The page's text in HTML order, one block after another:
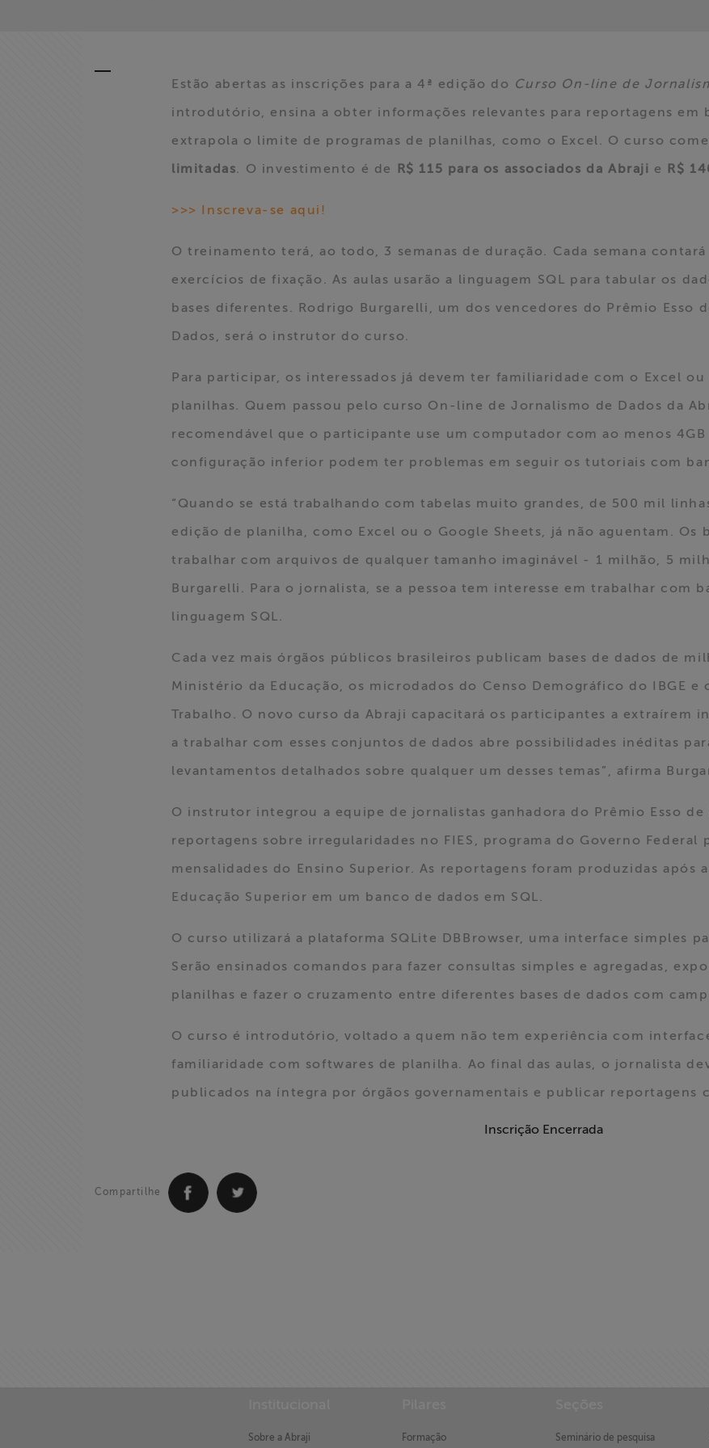
Estão abertas as inscrições para a 4ª edição do Curso On-line de
introdutório, ensina a obter informações relevantes para reportagens em
extrapola o limite de programas de planilhas, como o Excel. O curso
limitadas. O investimento é de R$ 115 para os associados da Abraji e R$
>>> Inscreva-se aqui!
O treinamento terá, ao todo, 3 semanas de duração. Cada semana
exercícios de fixação. As aulas usarão a linguagem SQL para tabular os
bases diferentes. Rodrigo Burgarelli, um dos vencedores do Prêmio Esso
Dados, será o instrutor do curso.
Para participar, os interessados já devem ter familiaridade com o Excel
planilhas. Quem passou pelo curso On-line de Jornalismo de Dados da
recomendável que o participante use um computador com ao menos 4GB
configuração inferior podem ter problemas em seguir os tutoriais com
“Quando se está trabalhando com tabelas muito grandes, de 500 mil
edição de planilha, como Excel ou o Google Sheets, já não aguentam. Os
trabalhar com arquivos de qualquer tamanho imaginável - 1 milhão, 5
Burgarelli. Para o jornalista, se a pessoa tem interesse em trabalhar com
linguagem SQL.
Cada vez mais órgãos públicos brasileiros publicam bases de dados de
Ministério da Educação, os microdados do Censo Demográfico do IBGE
Trabalho. O novo curso da Abraji capacitará os participantes a extraírem
a trabalhar com esses conjuntos de dados abre possibilidades inéditas
levantamentos detalhados sobre qualquer um desses temas”, afirma
O instrutor integrou a equipe de jornalistas ganhadora do Prêmio Esso
reportagens sobre irregularidades no FIES, programa do Governo Federal
mensalidades do Ensino Superior. As reportagens foram produzidas após
Educação Superior em um banco de dados em SQL.
O curso utilizará a plataforma SQLite DBBrowser, uma interface simples
Serão ensinados comandos para fazer consultas simples e agregadas,
planilhas e fazer o cruzamento entre diferentes bases de dados com
O curso é introdutório, voltado a quem não tem experiência com
familiaridade com softwares de planilha. Ao final das aulas, o jornalista
publicados na íntegra por órgãos governamentais e publicar reportagens
Inscrição Encerrada
Compartilhe
Sobre a Abraji Formação Seminário de pesquisa